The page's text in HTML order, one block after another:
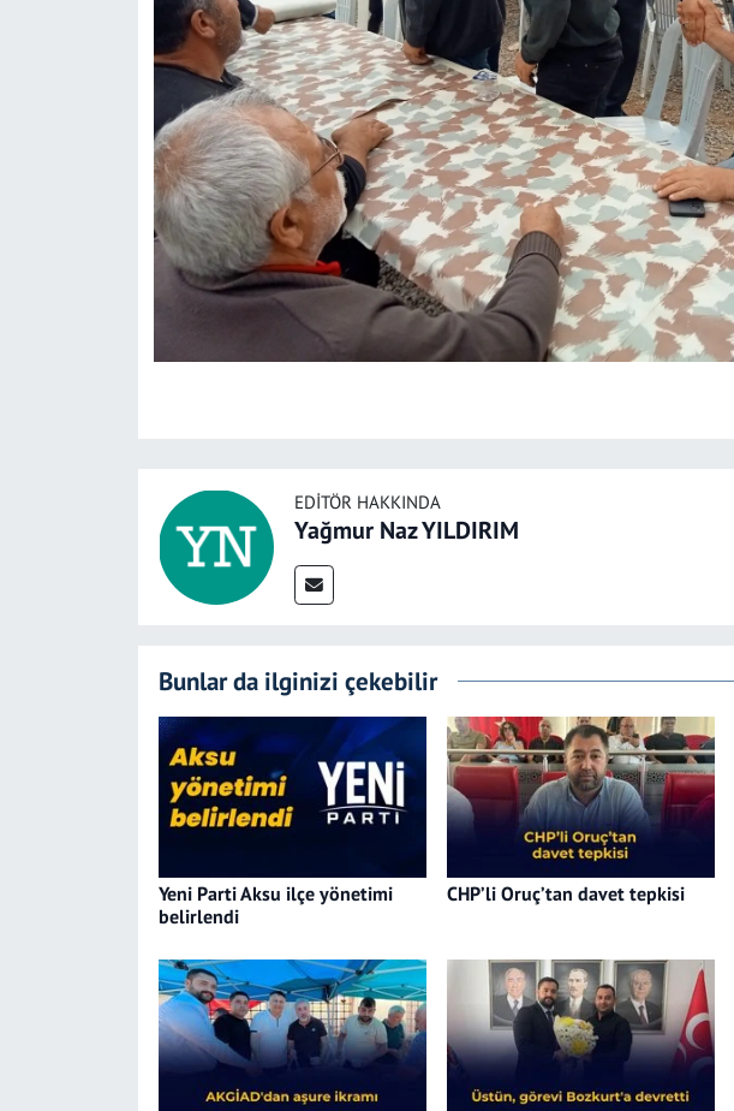
EDITÖR HAKKINDA
Yağmur Naz YILDIRIM
Bunlar da ilginizi çekebilir
Yeni Parti Aksu ilçe yönetimi
belirlendi
CHP’li Oruç’tan davet tepkisi